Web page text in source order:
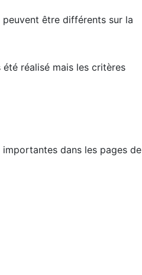
être différents sur la
réalisé mais les critères
dans les pages de